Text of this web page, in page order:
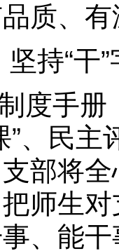
质、
坚持“干
度手
”、民
部将
师生
、能